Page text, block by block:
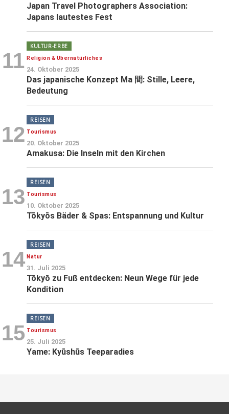
Japan Travel Photographers Association:
Japans lautestes Fest
11
KULTUR-ERBE
Religion & Übernatürliches
24. Oktober 2025
Das japanische Konzept Ma 間: Stille, Leere,
Bedeutung
12
REISEN
Tourismus
20. Oktober 2025
Amakusa: Die Inseln mit den Kirchen
13
REISEN
Tourismus
10. Oktober 2025
Tōkyōs Bäder & Spas: Entspannung und Kultur
14
REISEN
Natur
31. Juli 2025
Tōkyō zu Fuß entdecken: Neun Wege für jede
Kondition
15
REISEN
Tourismus
25. Juli 2025
Yame: Kyūshūs Teeparadies